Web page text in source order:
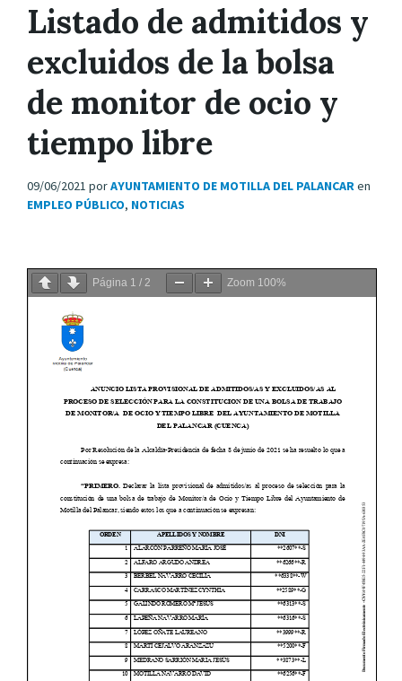
Listado de admitidos y
excluidos de la bolsa
de monitor de ocio y
tiempo libre
09/06/2021 porAYUNTAMIENTO DE MOTILLA DEL PALANCARen
EMPLEO PÚBLICO, NOTICIAS
Página 1 / 2 Zoom 100%